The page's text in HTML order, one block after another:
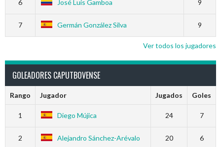
6 José Luis Gamboa 9
7 Germán González Silva 9
Ver todos los jugadores
GOLEADORES CAPUTBOVENSE
Rango Jugador Jugados Goles
1 Diego Mújica 24 7
2 Alejandro Sánchez-Arévalo 20 6